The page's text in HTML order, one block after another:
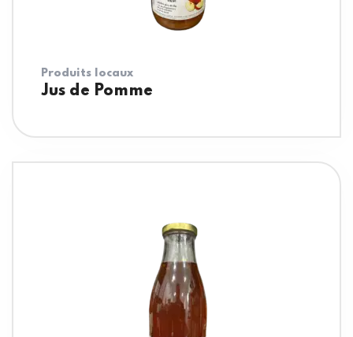
Produits locaux
Jus de Pomme